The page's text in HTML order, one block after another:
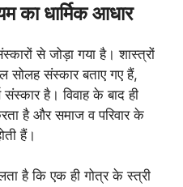
का धार्मिक आधार
से जोड़ा गया है। शास्त्रों
संस्कार बताए गए हैं,
है। विवाह के बाद ही
है और समाज व परिवार के
हैं।
है कि एक ही गोत्र के स्त्री